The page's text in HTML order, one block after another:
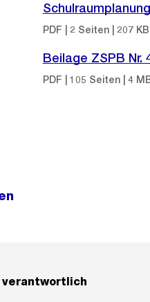
PDF | 2 Seiten | 207 KB
Beilage ZSPB Nr.
PDF | 105 Seiten | 4
verantwortlich